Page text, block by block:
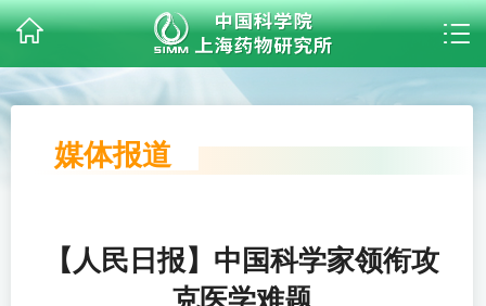
媒体报道
【人民日报】中国科学家领衔攻